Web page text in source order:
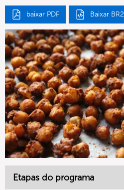
baixar PDF Baixar BR2
Etapas do programa